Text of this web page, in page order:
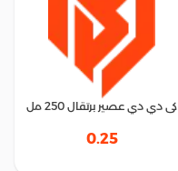
كى دي دي عصير برتقال 250 مل
0.25